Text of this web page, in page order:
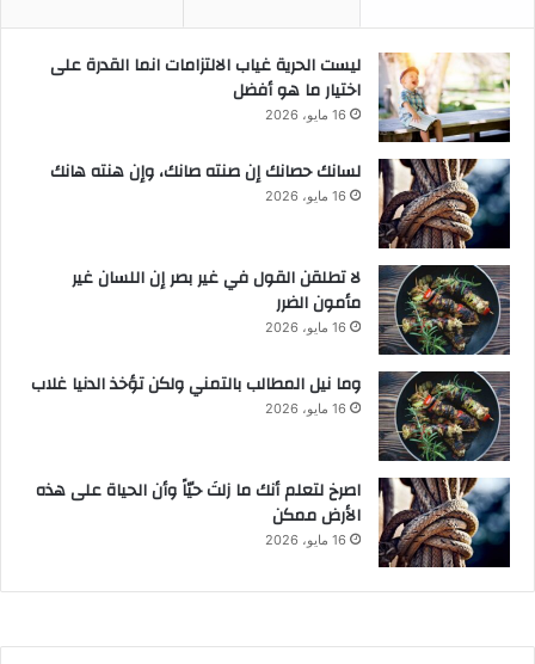
ليست الحرية غياب الالتزامات انما القدرة على
اختيار ما هو أفضل
16 مايو، 2026
لسانك حصانك إن صنته صانك، وإن هنته هانك
16 مايو، 2026
لا تطلقن القول في غير بصر إن اللسان غير
مأمون الضرر
16 مايو، 2026
وما نيل المطالب بالتمني ولكن تؤخذ الدنيا غلاب
16 مايو، 2026
‫اصرخ لتعلم أنك ما زلتَ حيّاً وأن الحياة على هذه
الأرض ممكن
16 مايو، 2026